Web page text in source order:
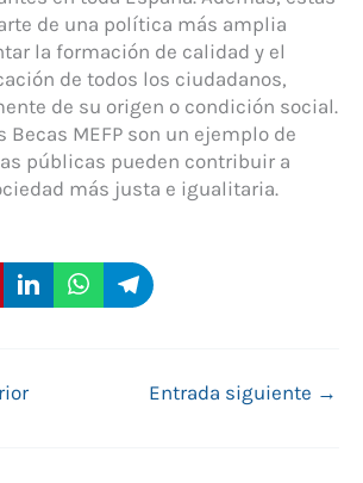
de una política más amplia
la formación de calidad y el
de todos los ciudadanos,
de su origen o condición social.
MEFP son un ejemplo de
públicas pueden contribuir a
más justa e igualitaria.
Entrada siguiente →